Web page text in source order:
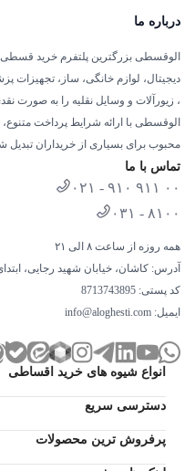
تماس با ما
۰۲۱ - ۹۱۰ ۹۱۱ ۰۰
۰۳۱ - ۸۱۰۰
همه روزه از ساعت ۸ الی ۲۱
آدرس: کاشان، خیابان شهید رجایی،
کد پستی: 8713743895
ایمیل: info@aloghesti.com
انواع شیوه های خرید اقساطی
دسترسی سریع
پرفروش ترین محصولات
درباره ما
الوقسطی بزرگترین پلتفرم خرید قسطی
دیجیتال، لوازم خانگی، ساز، تجهیزات
، زیورآلات و وسایل نقلیه را به صورت
الوقسطی با ارائه شرایط پرداخت
محبوب برای بسیاری از خریداران